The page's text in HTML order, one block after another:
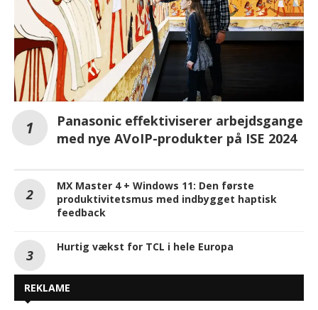
Panasonic effektiviserer arbejdsgange
med nye AVoIP-produkter på ISE 2024
MX Master 4 + Windows 11: Den første
produktivitetsmus med indbygget haptisk
feedback
Hurtig vækst for TCL i hele Europa
REKLAME